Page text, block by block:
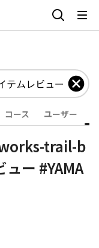
コース ユーザー
trail-b
ー #YAMA